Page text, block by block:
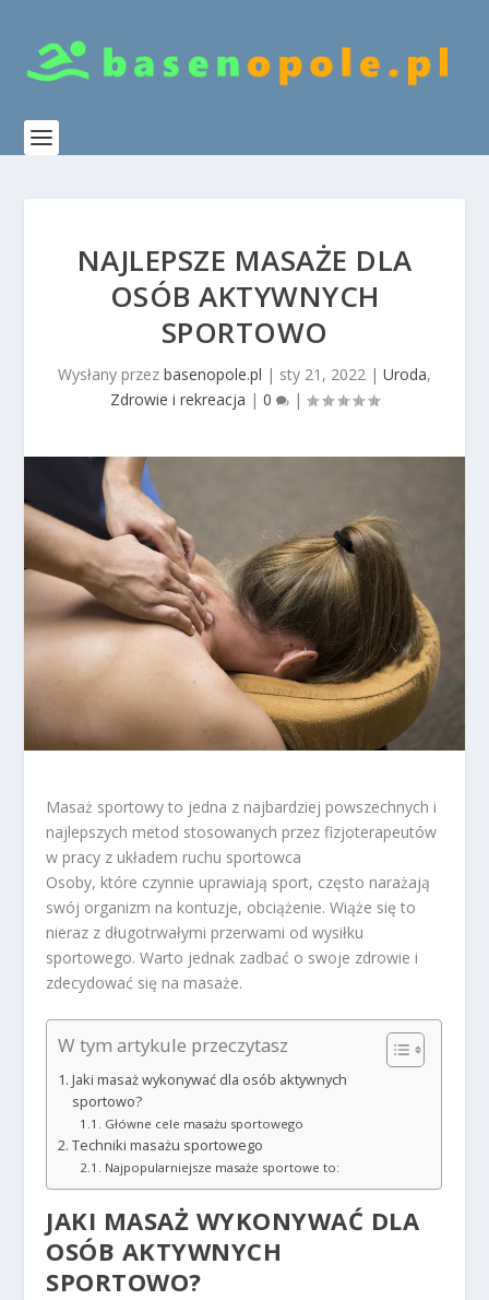
NAJLEPSZE MASAŻE DLA
OSÓB AKTYWNYCH
SPORTOWO
Wysłany przez basenopole.pl | sty 21, 2022 | Uroda,
Zdrowie i rekreacja | 0 |
Masaż sportowy to jedna z najbardziej powszechnych i
najlepszych metod stosowanych przez fizjoterapeutów
w pracy z układem ruchu sportowca
Osoby, które czynnie uprawiają sport, często narażają
swój organizm na kontuzje, obciążenie. Wiąże się to
nieraz z długotrwałymi przerwami od wysiłku
sportowego. Warto jednak zadbać o swoje zdrowie i
zdecydować się na masaże.
W tym artykule przeczytasz
Jaki masaż wykonywać dla osób aktywnych
sportowo?
Główne cele masażu sportowego
Techniki masażu sportowego
Najpopularniejsze masaże sportowe to:
JAKI MASAŻ WYKONYWAĆ DLA
OSÓB AKTYWNYCH
SPORTOWO?